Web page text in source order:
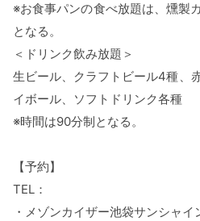
※お食事パンの食べ放題は、燻製
となる。
＜ドリンク飲み放題＞
生ビール、クラフトビール4種、
イボール、ソフトドリンク各種
※時間は90分制となる。
【予約】
TEL：
・メゾンカイザー池袋サンシャ